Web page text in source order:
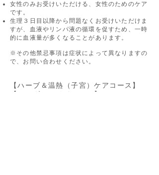
女性のみお受けいただける、女性のためのケア
です。
生理３日目以降から問題なくお受けいただけま
すが、血液やリンパ液の循環を促すため、一時
的に血液量が多くなることがあります。
※その他禁忌事項は症状によって異なりますの
で、お問い合わせください。
【ハーブ＆温熱（子宮）ケアコース】
【オーダーメイドコース】